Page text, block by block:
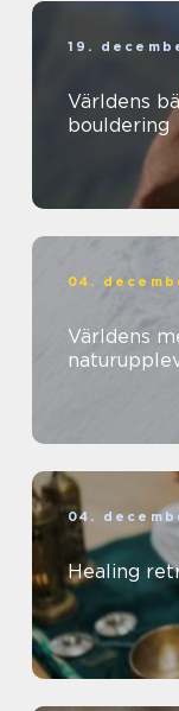
19.
Världens
bouldering
04.
Världens
04.
Healing